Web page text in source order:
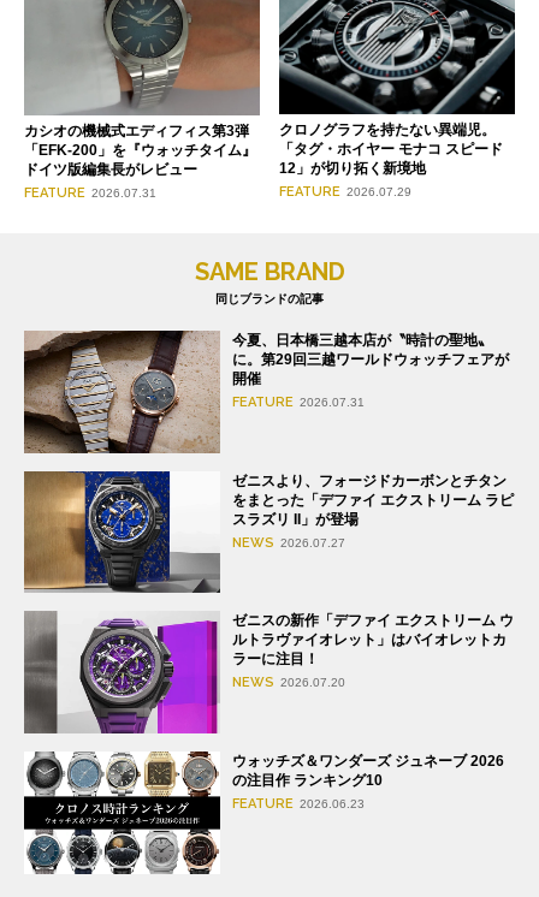
カシオの機械式エディフィス第3弾
「EFK-200」を『ウォッチタイム』
ドイツ版編集長がレビュー
FEATURE 2026.07.31
クロノグラフを持たない異端児。
「タグ・ホイヤー モナコ スピード
12」が切り拓く新境地
FEATURE 2026.07.29
SAME BRAND
同じブランドの記事
今夏、日本橋三越本店が〝時計の聖地〟
に。第29回三越ワールドウォッチフェアが
開催
FEATURE 2026.07.31
ゼニスより、フォージドカーボンとチタン
をまとった「デファイ エクストリーム ラピ
スラズリ II」が登場
NEWS 2026.07.27
ゼニスの新作「デファイ エクストリーム ウ
ルトラヴァイオレット」はバイオレットカ
ラーに注目！
NEWS 2026.07.20
ウォッチズ＆ワンダーズ ジュネーブ 2026
の注目作 ランキング10
FEATURE 2026.06.23